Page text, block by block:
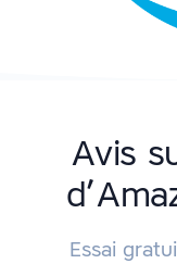
Avis
Essai